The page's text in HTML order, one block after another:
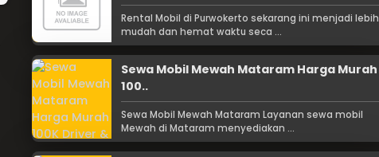
Rental Mobil di Purwokerto sekarang ini menjadi lebih
mudah dan hemat waktu seca ...
Sewa Mobil Mewah Mataram Harga Murah
100..
Sewa Mobil Mewah Mataram Layanan sewa mobil
Mewah di Mataram menyediakan ...